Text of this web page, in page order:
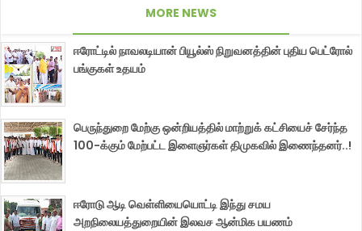
MORE NEWS
ஈரோட்டில் நாவலடியான் பியூல்ஸ் நிறுவனத்தின் புதிய பெட்ரோல்
பங்குகள் உதயம்
பெருந்துறை மேற்கு ஒன்றியத்தில் மாற்றுக் கட்சியைச் சேர்ந்த
100-க்கும் மேற்பட்ட இளைஞர்கள் திமுகவில் இணைந்தனர்..!
ஈரோடு ஆடி வெள்ளியையொட்டி இந்து சமய
அறநிலையத்துறையின் இலவச ஆன்மிக பயணம்